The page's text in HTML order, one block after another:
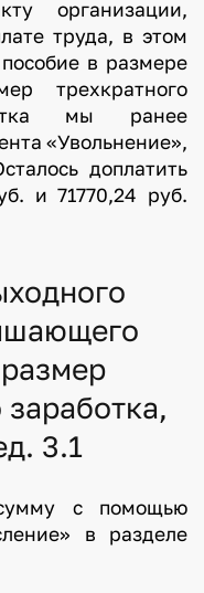
организации,
труда, в этом
в размере
трехкратного
мы ранее
«Увольнение»,
доплатить
и 71770,24 руб.
3.1
с помощью
в разделе